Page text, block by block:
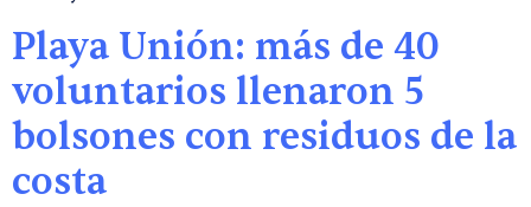
Playa Unión: más de 40
voluntarios llenaron 5
bolsones con residuos de la
costa